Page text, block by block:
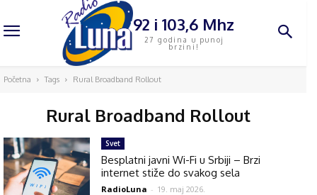
92 i 103,6 Mhz
27 godina u punoj
brzini!
Početna Tags Rural Broadband Rollout
Rural Broadband Rollout
Svet
Besplatni javni Wi-Fi u Srbiji – Brzi
internet stiže do svakog sela
RadioLuna - 19. maj 2026.